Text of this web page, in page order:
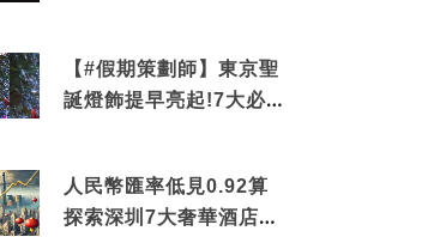
【#假期策劃師】東京聖
誕燈飾提早亮起!7大必去
人民幣匯率低見0.92算
探索深圳7大奢華酒店體